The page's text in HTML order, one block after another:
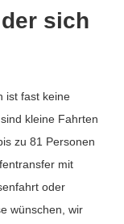
sich
ist fast keine
kleine Fahrten
zu 81 Personen
mit
oder
wünschen, wir